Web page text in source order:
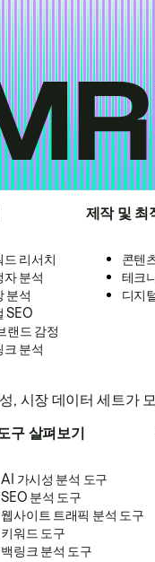
드 리서치
자 분석
분석
SEO
랜드 감정
크 분석
제작 및 최
콘텐
테크
디지
, 시장 데이터 세트가
구 살펴보기
AI 가시성 분석 도구
SEO 분석 도구
웹사이트 트래픽 분석 도구
키워드 도구
백링크 분석 도구